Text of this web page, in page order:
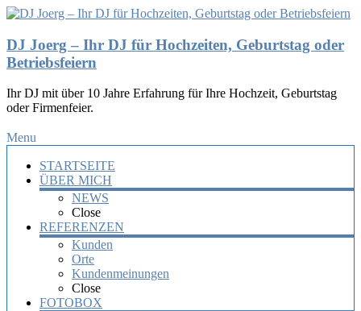
DJ Joerg – Ihr DJ für Hochzeiten, Geburtstag oder
Betriebsfeiern
Ihr DJ mit über 10 Jahre Erfahrung für Ihre Hochzeit, Geburtstag
oder Firmenfeier.
Menu
STARTSEITE
ÜBER MICH
NEWS
Close
REFERENZEN
Kunden
Orte
Kundenmeinungen
Close
FOTOBOX